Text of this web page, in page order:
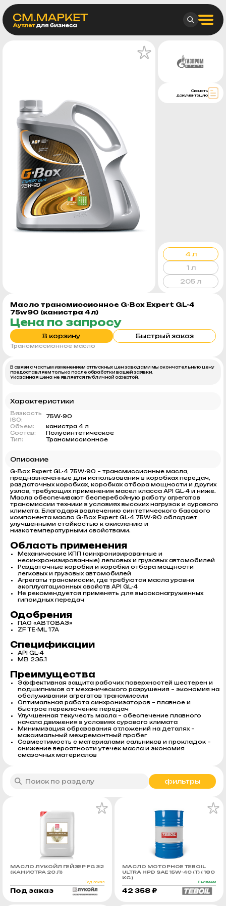
Масло трансмиссионное G-Box Expert GL-4
75w90 (канистра 4л)
Цена по запросу
В корзину Быстрый заказ
Трансмиссионное масло
Скачать
документацию
4 л
1 л
205 л
В связи с частым изменением отпускных цен заводами мы окончательную цену
предоставляем только после обработки вашей заявки.
Указанная цена не является публичной офертой.
Характеристики
Вязкость
ISO:
75W-90
Объем:
канистра 4 л
Состав:
Полусинтетическое
Тип:
Трансмиссионное
Описание
G-Box Expert GL-4 75W-90 – трансмиссионные масла,
предназначенные для использования в коробках передач,
раздаточных коробках, коробках отбора мощности и других
узлов, требующих применения масел класса API GL-4 и ниже.
Масла обеспечивают бесперебойную работу агрегатов
трансмиссии техники в условиях высоких нагрузок и сурового
климата. Благодаря вовлечению синтетического базового
компонента масло G-Box Expert GL-4 75W-90 обладает
улучшенными стойкостью к окислению и
низкотемпературными свойствами.
Область применения
Механические КПП (синхронизированные и
несинхронизированные) легковых и грузовых автомобилей
Раздаточные коробки и коробки отбора мощности
легковых и грузовых автомобилей
Агрегаты трансмиссии, где требуются масла уровня
эксплуатационных свойств API GL-4
Не рекомендуется применять для высоконагруженных
гипоидных передач
Одобрения
ПАО «АВТОВАЗ»
ZF TE-ML 17A
Спецификации
API GL-4
MB 235.1
Преимущества
Эффективная защита рабочих поверхностей шестерен и
подшипников от механического разрушения – экономия на
обслуживании агрегатов трансмиссии
Оптимальная работа синхронизаторов – плавное и
быстрое переключение передач
Улучшенная текучесть масла – обеспечение плавного
начала движения в условиях сурового климата
Минимизация образования отложений на деталях –
максимальный межремонтный пробег
Совместимость с материалами сальников и прокладок –
снижение вероятности утечек масла и экономия
смазочных материалов
фильтры
МАСЛО ЛУКОЙЛ ГЕЙЗЕР FG 32
(КАНИСТРА 20 Л)
Под заказ
Под заказ
МАСЛО МОТОРНОЕ TEBOIL
ULTRA HPD SAE 15W-40 (Т) ( 180
KG )
В наличии
42 358 ₽